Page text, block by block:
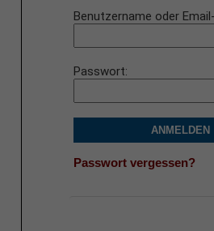
Benutzername oder
Passwort
ANMELDEN
Passwort vergessen?